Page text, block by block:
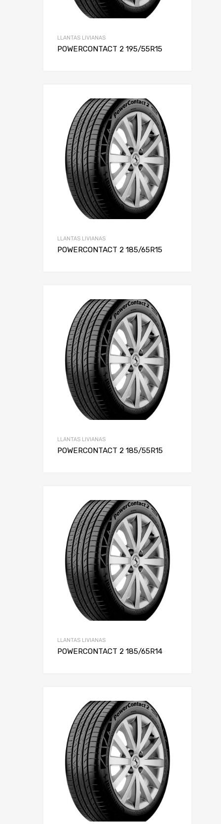
LLANTAS LIVIANAS
POWERCONTACT 2 195/55R15
LLANTAS LIVIANAS
POWERCONTACT 2 185/65R15
LLANTAS LIVIANAS
POWERCONTACT 2 185/55R15
LLANTAS LIVIANAS
POWERCONTACT 2 185/65R14